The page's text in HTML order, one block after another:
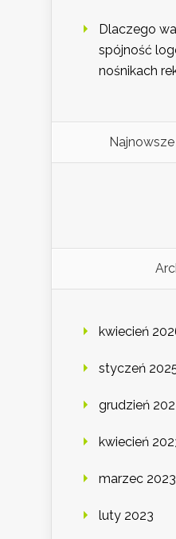
Dlaczego
spójność
nośnikach
kwiecień
styczeń
grudzień
kwiecień
marzec 2023
luty 2023